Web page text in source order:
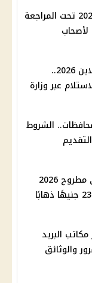
زيادة المعاشات الجديدة 2026 تحت المراجعة
لأصحاب
بطاقة الرقم القومي أون لاين 2026..
عبر وزارة
مصر 2026 بالمحافظات.. الشروط
تذكرة قطار القاهرة مرسى مطروح 2026
ترفع تكلفة الأسرة إلى 2320 جنيهًا ذهابًا
البريد
والوثائق